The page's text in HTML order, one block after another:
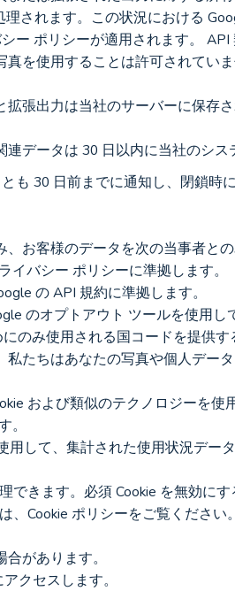
されます。この状況における
ー ポリシーが適用されます。
を使用することは許可されていま
張出力は当社のサーバーに保存
データは 30 日以内に当社のシス
も 30 日前までに通知し、閉鎖時
お客様のデータを次の当事者との
イバシー ポリシーに準拠します。
の API 規約に準拠します。
のオプトアウト ツールを使用
にのみ使用される国コードを提供
たちはあなたの写真や個人データ
および類似のテクノロジーを使
。
できます。必須 Cookie を無効に
Cookie ポリシーをご覧ください。
があります。
クセスします。